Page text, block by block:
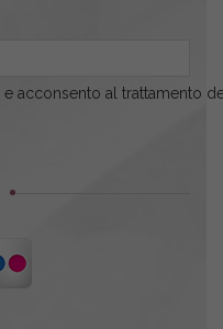
e acconsento al trattamento